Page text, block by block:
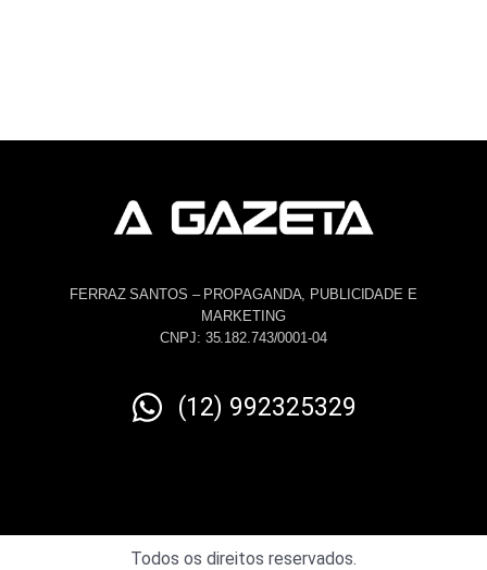
FERRAZ SANTOS – PROPAGANDA, PUBLICIDADE E
MARKETING
CNPJ: 35.182.743/0001-04
(12) 992325329
Todos os direitos reservados.